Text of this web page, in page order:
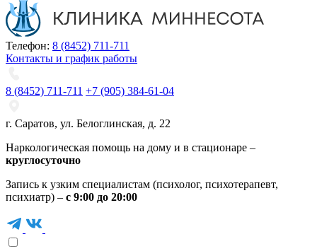
Телефон: 8 (8452) 711-711
Контакты и график работы
8 (8452) 711-711 +7 (905) 384-61-04
г. Саратов, ул. Белоглинская, д. 22
Наркологическая помощь на дому и в стационаре –
круглосуточно
Запись к узким специалистам (психолог, психотерапевт,
психиатр) – с 9:00 до 20:00